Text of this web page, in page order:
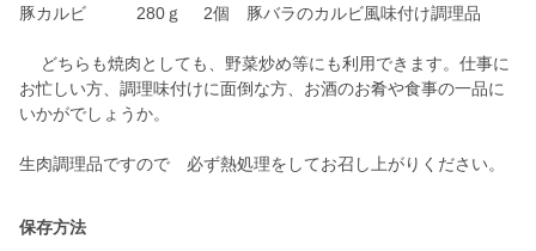
豚カルビ 280ｇ 2個 豚バラのカルビ風味付け調理品
どちらも焼肉としても、野菜炒め等にも利用できます。仕事に
お忙しい方、調理味付けに面倒な方、お酒のお肴や食事の一品に
いかがでしょうか。
生肉調理品ですので 必ず熱処理をしてお召し上がりください。
保存方法